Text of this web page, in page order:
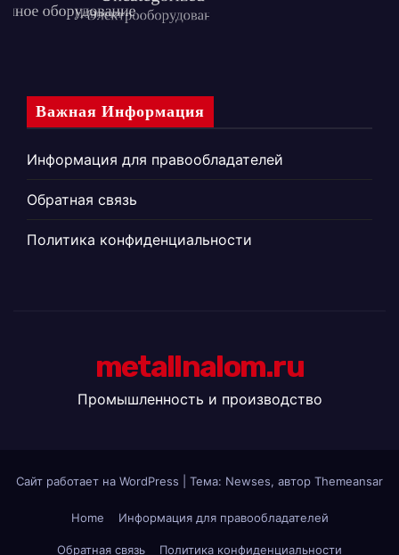
Важная Информация
Информация для правообладателей
Обратная связь
Политика конфиденциальности
metallnalom.ru
Промышленность и производство
Сайт работает на WordPress Тема: Newses, автор Themeansar
Home Информация для правообладателей
Обратная связь Политика конфиденциальности